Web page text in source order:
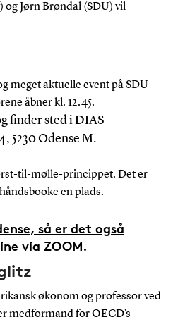
Jørn Brøndal (SDU) vil
meget aktuelle event på SDU
åbner kl. 12.45.
finder sted i DIAS
5230 Odense M.
til-mølle-princippet. Det er
en plads.
så er det også
via ZOOM.
økonom og professor ved
medformand for OECD’s